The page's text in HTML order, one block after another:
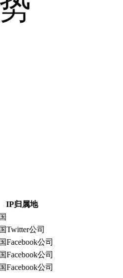
IP归属地
Twitter公司
Facebook公司
Facebook公司
Facebook公司